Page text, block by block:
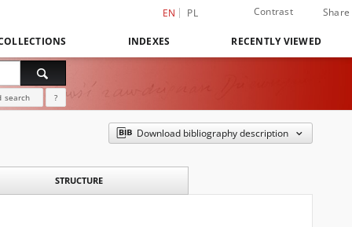
EN PL Contrast Share
INDEXES RECENTLY VIEWED
search ?
Download bibliography description
STRUCTURE